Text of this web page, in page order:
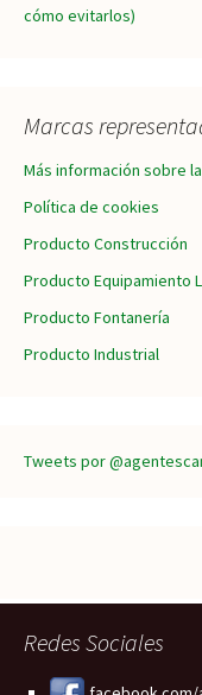
cómo evitarlos)
Marcas
Más información sobre
Política de cookies
Producto Construcción
Producto Equipamiento
Producto Fontanería
Producto Industrial
Tweets por
Redes Sociales